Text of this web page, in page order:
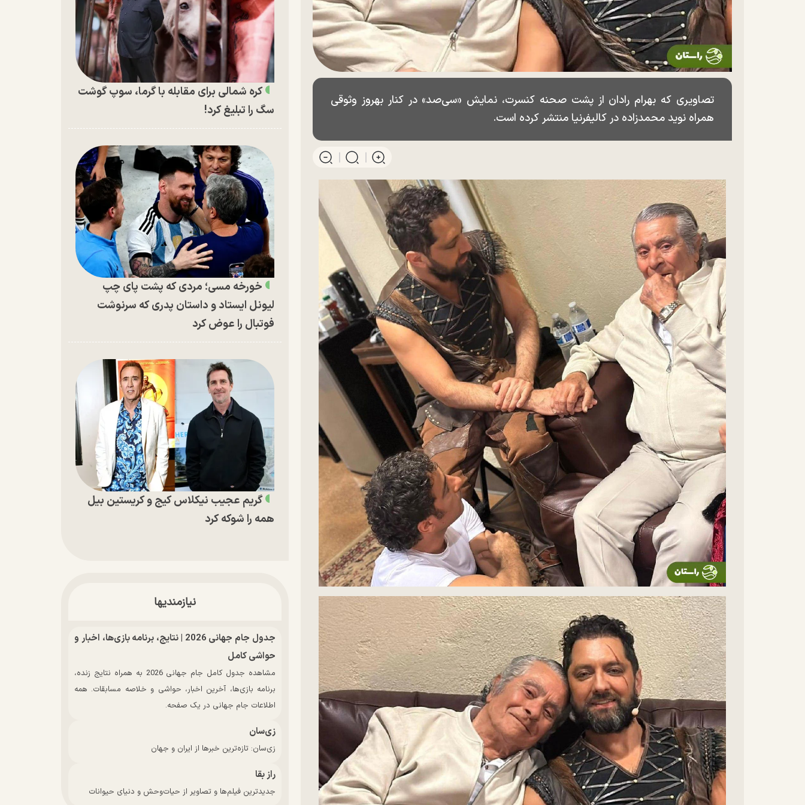
تصاویری که بهرام رادان از پشت صحنه کنسرت، نمایش «سی‌صد» در کنار بهروز وثوقی
همراه نوید محمدزاده در کالیفرنیا منتشر کرده است.
کره شمالی برای مقابله با گرما، سوپ گوشت
سگ را تبلیغ کرد!
خورخه مسی؛ مردی که پشت پای چپ
لیونل ایستاد و داستان پدری که سرنوشت
فوتبال را عوض کرد
گریم عجیب نیکلاس کیج و کریستین بیل
همه را شوکه کرد
نیازمندیها
جدول جام جهانی 2026 | نتایج، برنامه بازی‌ها، اخبار و
حواشی کامل
مشاهده جدول کامل جام جهانی 2026 به همراه نتایج زنده،
برنامه بازی‌ها، آخرین اخبار، حواشی و خلاصه مسابقات. همه
اطلاعات جام جهانی در یک صفحه.
زی‌سان
زی‌سان: تازه‌ترین خبرها از ایران و جهان
راز بقا
جدیدترین فیلم‌ها و تصاویر از حیات‌وحش و دنیای حیوانات